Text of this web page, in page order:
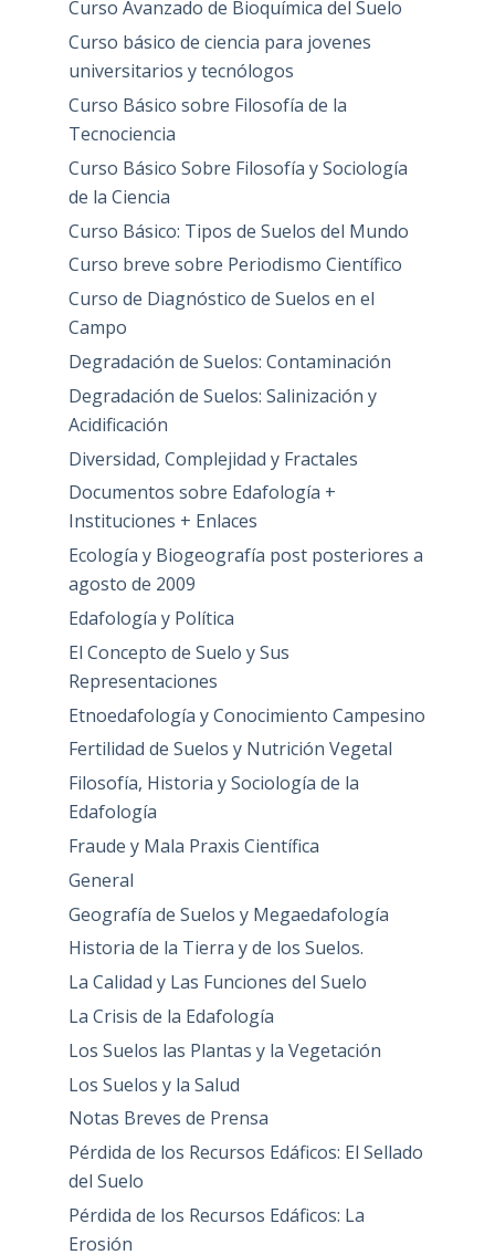
Curso Avanzado de Bioquímica del Suelo
Curso básico de ciencia para jovenes
universitarios y tecnólogos
Curso Básico sobre Filosofía de la
Tecnociencia
Curso Básico Sobre Filosofía y Sociología
de la Ciencia
Curso Básico: Tipos de Suelos del Mundo
Curso breve sobre Periodismo Científico
Curso de Diagnóstico de Suelos en el
Campo
Degradación de Suelos: Contaminación
Degradación de Suelos: Salinización y
Acidificación
Diversidad, Complejidad y Fractales
Documentos sobre Edafología +
Instituciones + Enlaces
Ecología y Biogeografía post posteriores a
agosto de 2009
Edafología y Política
El Concepto de Suelo y Sus
Representaciones
Etnoedafología y Conocimiento Campesino
Fertilidad de Suelos y Nutrición Vegetal
Filosofía, Historia y Sociología de la
Edafología
Fraude y Mala Praxis Científica
General
Geografía de Suelos y Megaedafología
Historia de la Tierra y de los Suelos.
La Calidad y Las Funciones del Suelo
La Crisis de la Edafología
Los Suelos las Plantas y la Vegetación
Los Suelos y la Salud
Notas Breves de Prensa
Pérdida de los Recursos Edáficos: El Sellado
del Suelo
Pérdida de los Recursos Edáficos: La
Erosión